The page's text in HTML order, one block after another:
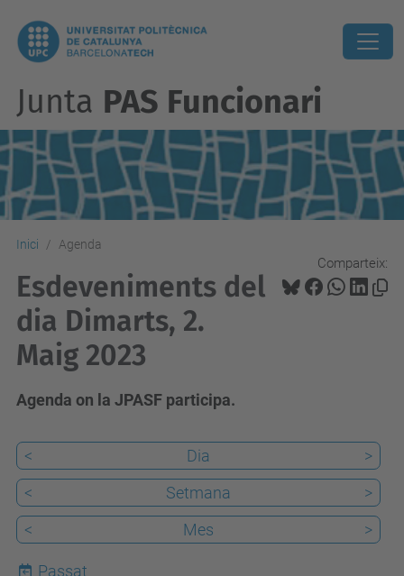
Junta PAS Funcionari
Inici Agenda
Comparteix:
Esdeveniments del
dia Dimarts, 2.
Maig 2023
Agenda on la JPASF participa.
< Dia
>
<
Setmana
>
<
Mes >
Passat